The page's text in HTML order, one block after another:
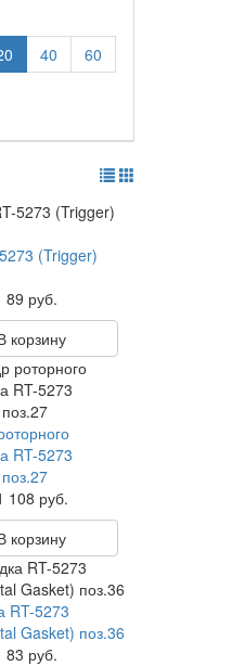
40
60
(Trigger)
89 руб.
корзину
RT-5273
108 руб.
корзину
RT-5273
Gasket) поз.36
83 руб.